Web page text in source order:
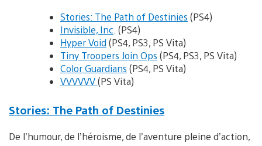
Stories: The Path of Destinies (PS4)
Invisible, Inc. (PS4)
Hyper Void (PS4, PS3, PS Vita)
Tiny Troopers Join Ops (PS4, PS3, PS Vita)
Color Guardians (PS4, PS Vita)
VVVVVV(PS Vita)
Stories: The Path of Destinies
De l’humour, de l’héroisme, de l’aventure pleine d’action,